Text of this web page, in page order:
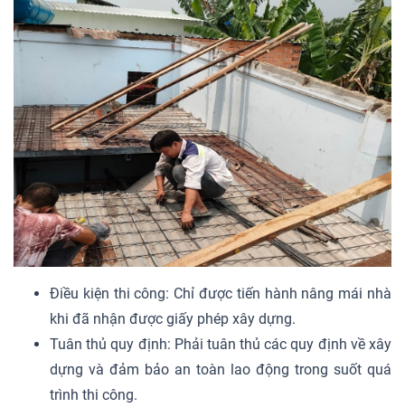
Điều kiện thi công: Chỉ được tiến hành nâng mái nhà
khi đã nhận được giấy phép xây dựng.
Tuân thủ quy định: Phải tuân thủ các quy định về xây
dựng và đảm bảo an toàn lao động trong suốt quá
trình thi công.